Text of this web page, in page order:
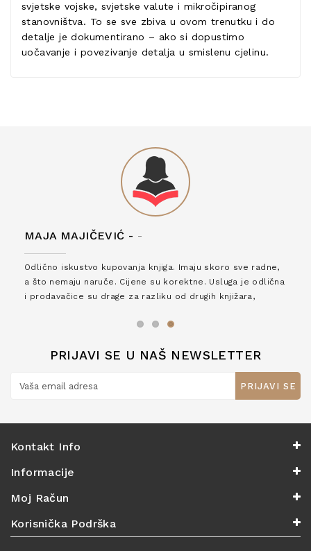
svjetske vojske, svjetske valute i mikročipiranog
stanovništva. To se sve zbiva u ovom trenutku i do
detalje je dokumentirano – ako si dopustimo
uočavanje i povezivanje detalja u smislenu cjelinu.
MAJA MAJIČEVIĆ - -
Odlično iskustvo kupovanja knjiga. Imaju skoro sve radne,
a što nemaju naruče. Cijene su korektne. Usluga je odlična
i prodavačice su drage za razliku od drugih knjižara,
PRIJAVI SE U NAŠ NEWSLETTER
PRIJAVI SE
Kontakt Info
Informacije
Moj Račun
Korisnička Podrška